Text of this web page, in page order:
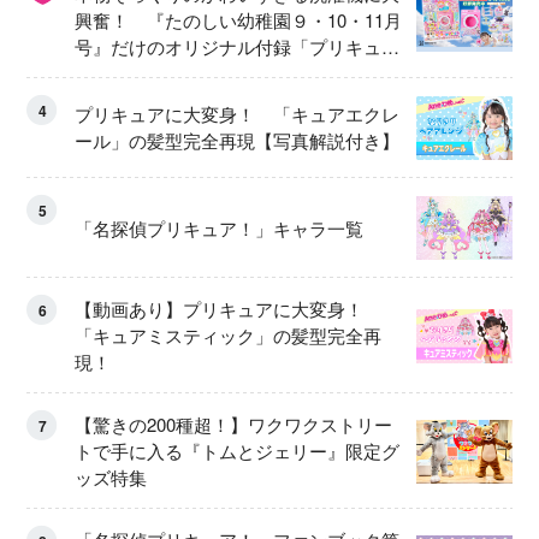
興奮！ 『たのしい幼稚園９・10・11月
号』だけのオリジナル付録「プリキュ
ア くるくるせんたくき」
4
プリキュアに大変身！ 「キュアエクレ
ール」の髪型完全再現【写真解説付き】
5
「名探偵プリキュア！」キャラ一覧
6
【動画あり】プリキュアに大変身！
「キュアミスティック」の髪型完全再
現！
7
【驚きの200種超！】ワクワクストリー
トで手に入る『トムとジェリー』限定グ
ッズ特集